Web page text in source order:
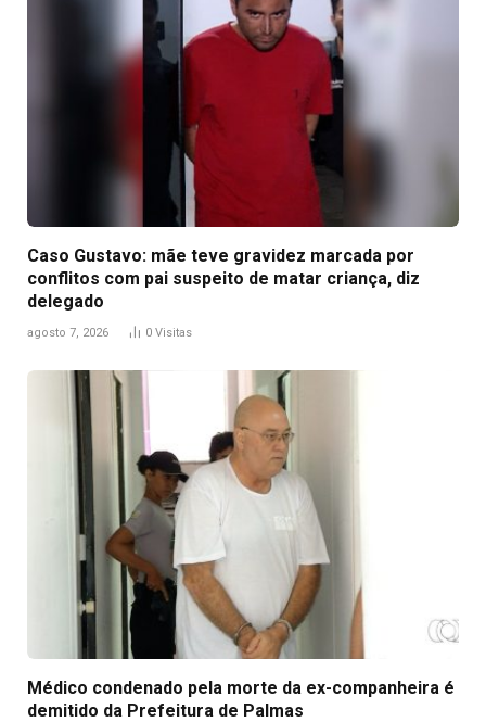
Caso Gustavo: mãe teve gravidez marcada por
conflitos com pai suspeito de matar criança, diz
delegado
agosto 7, 2026 0 Visitas
Médico condenado pela morte da ex-companheira é
demitido da Prefeitura de Palmas